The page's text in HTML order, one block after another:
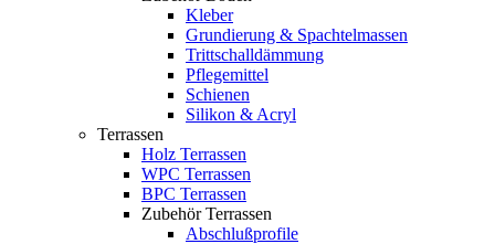
Kleber
Grundierung & Spachtelmassen
Trittschalldämmung
Pflegemittel
Schienen
Silikon & Acryl
Terrassen
Holz Terrassen
WPC Terrassen
BPC Terrassen
Zubehör Terrassen
Abschlußprofile